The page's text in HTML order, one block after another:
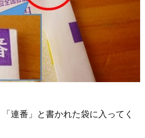
連番」と書かれた袋に入ってく